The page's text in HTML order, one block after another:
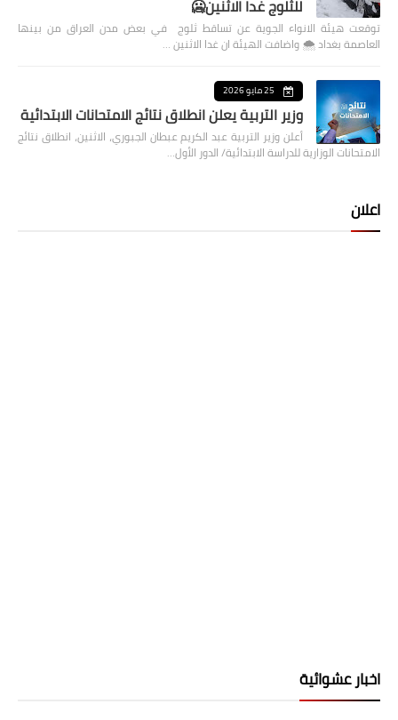
للثلوج غدا الاثنين🥶
توقعت هيئة الانواء الجوية عن تساقط ثلوج في بعض مدن العراق من بينها
العاصمة بغداد ⁦🌨️⁩ واضافت الهيئة ان غدا الاثنين …
25 مايو 2026
وزير التربية يعلن انطلاق نتائج الامتحانات الابتدائية
أعلن وزير التربية عبد الكريم عبطان الجبوري، الاثنين، انطلاق نتائج
الامتحانات الوزارية للدراسة الابتدائية/ الدور الأول…
اعلان
اخبار عشوائية